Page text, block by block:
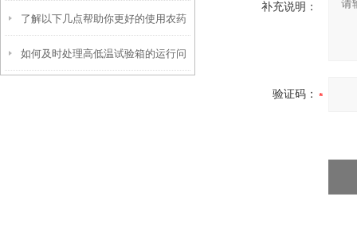
实效
了解以下几点帮助你更好的使用农药
残留检测仪
如何及时处理高低温试验箱的运行问
补充说明：
验证码：